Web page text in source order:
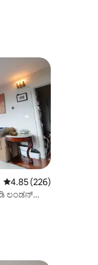
5 ರಲ್ಲಿ 4.85 ಸರಾಸರಿ
4.85 (226)
ಲಂಡನ್